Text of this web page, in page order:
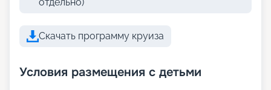
Скачать программу круиза
Условия размещения с детьми